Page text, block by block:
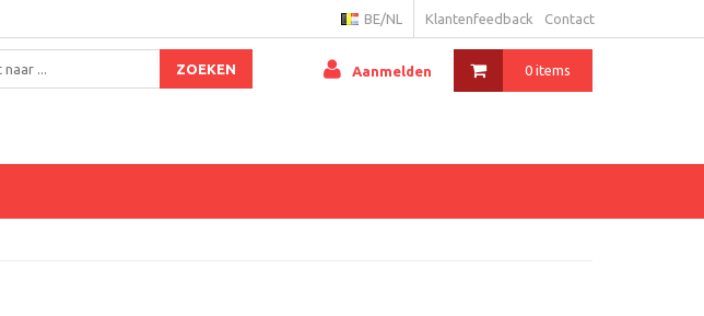
Klantenfeedback Contact
BE/NL
0 items
Aanmelden
ZOEKEN